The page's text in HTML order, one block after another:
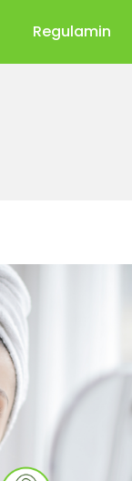
Regulamin